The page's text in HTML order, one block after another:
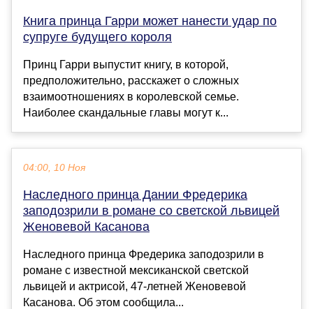
Книга принца Гарри может нанести удар по
супруге будущего короля
Принц Гарри выпустит книгу, в которой,
предположительно, расскажет о сложных
взаимоотношениях в королевской семье.
Наиболее скандальные главы могут к...
04:00, 10 Ноя
Наследного принца Дании Фредерика
заподозрили в романе со светской львицей
Женовевой Касанова
Наследного принца Фредерика заподозрили в
романе с известной мексиканской светской
львицей и актрисой, 47-летней Женовевой
Касанова. Об этом сообщила...